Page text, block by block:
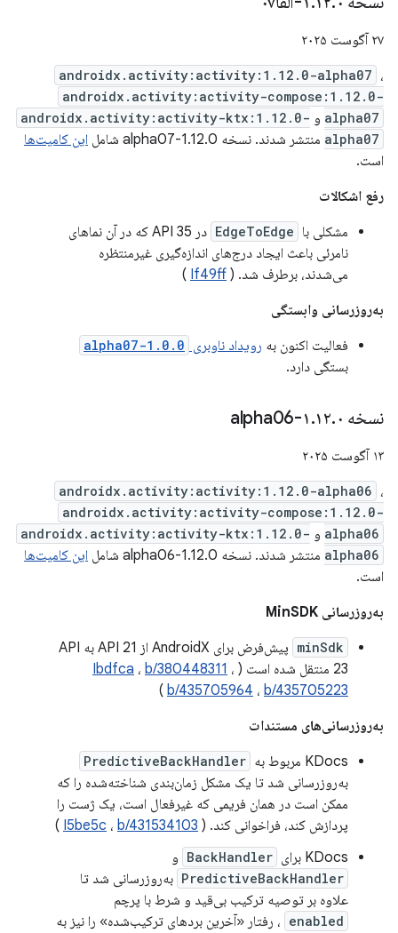
۲۷ آگوست ۲۰۲۵
androidx.activity:activity:1.12.0-alpha07 ،
androidx.activity:activity-compose:1.12.0-
alpha07 و androidx.activity:activity-ktx:1.12.0-
alpha07 منتشر شدند. نسخه 1.12.0-alpha07 شامل
این کامیت‌ها
است.
رفع اشکالات
مشکلی با EdgeToEdge
در API 35 که در آن نماهای
نامرئی باعث ایجاد درج‌های اندازه‌گیری غیرمنتظره
می‌شدند، برطرف شد. ( If49ff
)
به‌روزرسانی وابستگی
فعالیت اکنون به رویداد ناوبری 1.0.0-alpha07
بستگی دارد.
نسخه ۱ .۱۲.۰-alpha06
۱۳ آگوست ۲۰۲۵
androidx.activity:activity:1.12.0-alpha06 ،
androidx.activity:activity-compose:1.12.0-
alpha06 و androidx.activity:activity-ktx:1.12.0-
alpha06 منتشر شدند. نسخه 1.12.0-alpha06 شامل
این کامیت‌ها
است.
به‌روزرسانی MinSDK
minSdk
پیش‌فرض برای AndroidX از API 21 به API
23 منتقل شده است (
Ibdfca ، b/380448311 ،
b/435705964 ، b/435705223
)
به‌روزرسانی‌های مستندات
KDocs مربوط به
PredictiveBackHandler
به‌روزرسانی شد تا یک مشکل زمان‌بندی شناخته‌شده را که
ممکن است در همان فریمی که غیرفعال است، یک ژست را
پردازش کند، فراخوانی کند. (
I5be5c ، b/431534103
)
KDocs برای
BackHandler و
PredictiveBackHandler به‌روزرسانی شد تا
علاوه بر توصیه ترکیب بی‌قید و شرط با پرچم
enabled ، رفتار «آخرین بردهای ترکیب‌شده» را نیز به